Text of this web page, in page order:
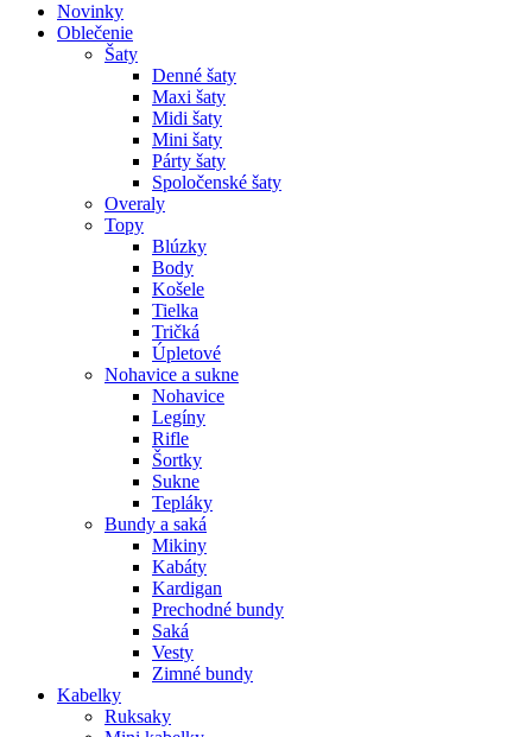
Novinky
Oblečenie
Šaty
Denné šaty
Maxi šaty
Midi šaty
Mini šaty
Párty šaty
Spoločenské šaty
Overaly
Topy
Blúzky
Body
Košele
Tielka
Tričká
Úpletové
Nohavice a sukne
Nohavice
Legíny
Rifle
Šortky
Sukne
Tepláky
Bundy a saká
Mikiny
Kabáty
Kardigan
Prechodné bundy
Saká
Vesty
Zimné bundy
Kabelky
Ruksaky